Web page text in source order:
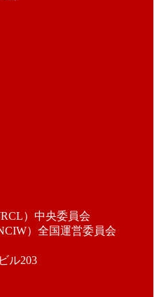
）中央委員会
）全国運営委員会
ル203